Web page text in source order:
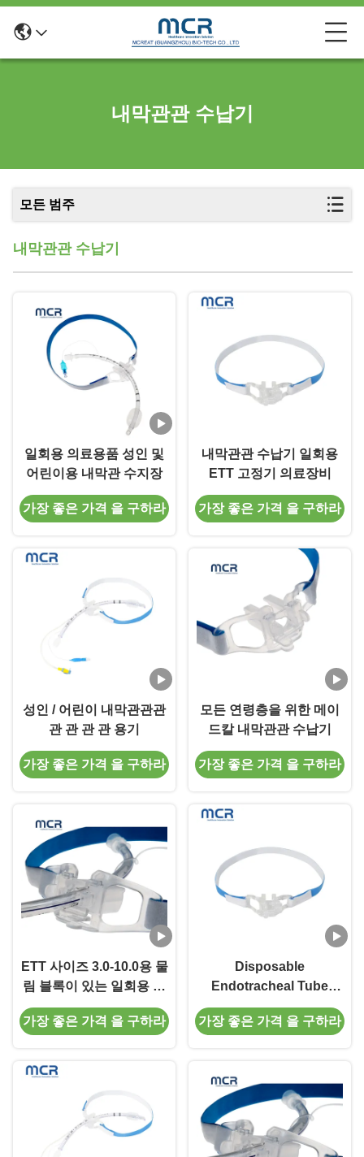
내막관관 수납기
모든 범주
내막관관 수납기
일회용 의료용품 성인 및
어린이용 내막관 수지장
가장 좋은 가격 을 구하라
내막관관 수납기 일회용
ETT 고정기 의료장비
가장 좋은 가격 을 구하라
성인 / 어린이 내막관관관
관 관 관 관 용기
가장 좋은 가격 을 구하라
모든 연령층을 위한 메이
드칼 내막관관 수납기
가장 좋은 가격 을 구하라
ETT 사이즈 3.0-10.0용 물
림 블록이 있는 일회용 라
텍스 프리 기관 내 삽관 튜
브 홀더
가장 좋은 가격 을 구하라
Disposable
Endotracheal Tube
Holder For ETT size 3.0-
10.0
가장 좋은 가격 을 구하라